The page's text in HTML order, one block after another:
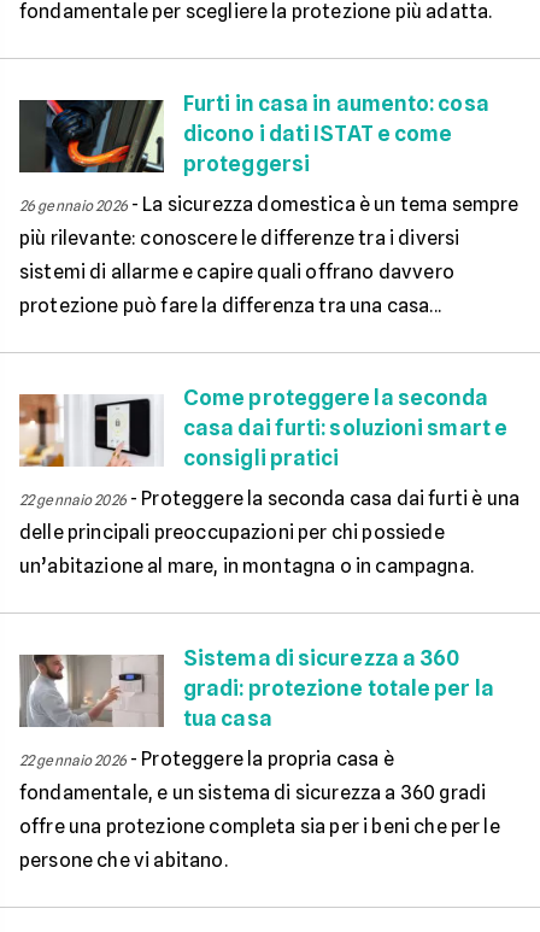
fondamentale per scegliere la protezione più adatta.
Furti in casa in aumento: cosa
dicono i dati ISTAT e come
proteggersi
26 gennaio 2026- La sicurezza domestica è un tema sempre
più rilevante: conoscere le differenze tra i diversi
sistemi di allarme e capire quali offrano davvero
protezione può fare la differenza tra una casa...
Come proteggere la seconda
casa dai furti: soluzioni smart e
consigli pratici
22 gennaio 2026- Proteggere la seconda casa dai furti è una
delle principali preoccupazioni per chi possiede
un’abitazione al mare, in montagna o in campagna.
Sistema di sicurezza a 360
gradi: protezione totale per la
tua casa
22 gennaio 2026- Proteggere la propria casa è
fondamentale, e un sistema di sicurezza a 360 gradi
offre una protezione completa sia per i beni che per le
persone che vi abitano.